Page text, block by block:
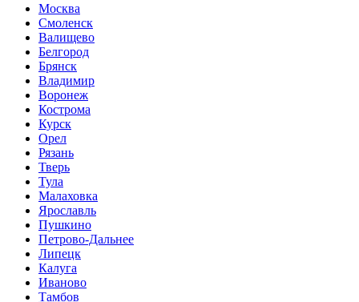
Москва
Смоленск
Валищево
Белгород
Брянск
Владимир
Воронеж
Кострома
Курск
Орел
Рязань
Тверь
Тула
Малаховка
Ярославль
Пушкино
Петрово-Дальнее
Липецк
Калуга
Иваново
Тамбов